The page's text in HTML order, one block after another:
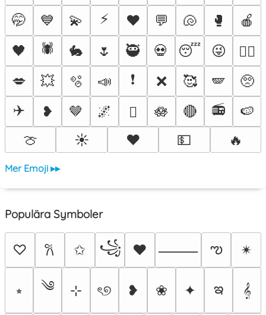
🤭
💙 💫 ⚡ ♥️ 💬 🐚 🥊
🍎
🖤
🕷️ 🐇 🌷 🥷 💀 😴 😜
❤️‍🔥
💋
💥 🫧 📣 ❗ ❌ 🥰 🪽
🥺
✈️
❥ 🤎 🌌 🫟 🪷 🔴 📻
🍉
🍈
☀️ ❤️ 💵 🔥
Mer Emoji ▸▸
Populära Symboler
♡ 𐙚 ✩ ꧁ ♥ ⸻ ఌ ✴︎
⭒ ༄ ⊹ ৎ୭ ❥ ❀ ✦ ఇ 𝄞